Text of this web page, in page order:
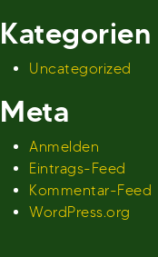
Kategorien
Uncategorized
Meta
Anmelden
Eintrags-Feed
Kommentar-Feed
WordPress.org